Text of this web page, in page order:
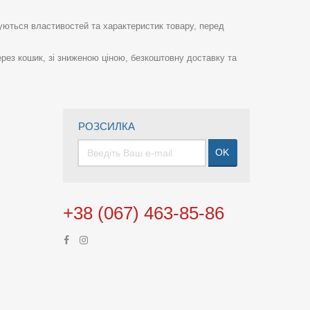
властивостей та характеристик товару, перед
кошик, зі зниженою ціною, безкоштовну доставку та
РОЗСИЛКА
OK
+38 (067) 463-85-86